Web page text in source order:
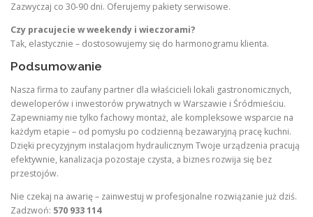
Zazwyczaj co 30-90 dni. Oferujemy pakiety serwisowe.
Czy pracujecie w weekendy i wieczorami?
Tak, elastycznie – dostosowujemy się do harmonogramu klienta.
Podsumowanie
Nasza firma to zaufany partner dla właścicieli lokali gastronomicznych,
deweloperów i inwestorów prywatnych w Warszawie i Śródmieściu.
Zapewniamy nie tylko fachowy montaż, ale kompleksowe wsparcie na
każdym etapie – od pomysłu po codzienną bezawaryjną pracę kuchni.
Dzięki precyzyjnym instalacjom hydraulicznym Twoje urządzenia pracują
efektywnie, kanalizacja pozostaje czysta, a biznes rozwija się bez
przestojów.
Nie czekaj na awarię – zainwestuj w profesjonalne rozwiązanie już dziś.
Zadzwoń: 570 933 114